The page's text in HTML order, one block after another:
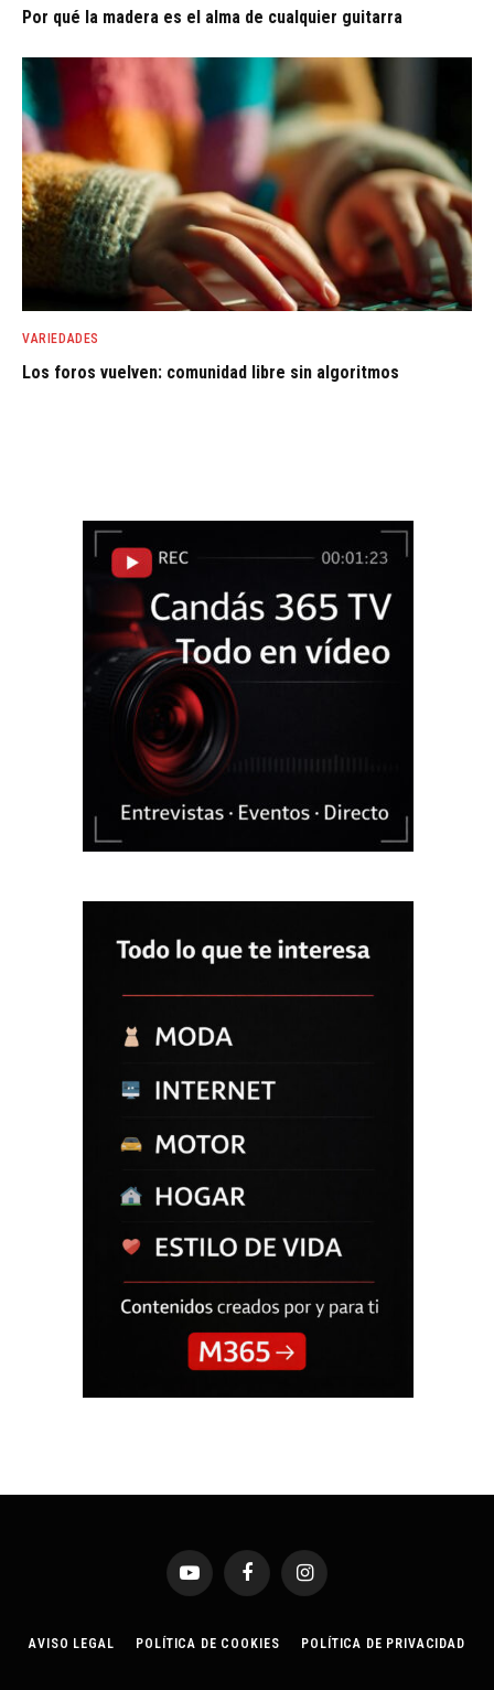
Por qué la madera es el alma de cualquier guitarra
VARIEDADES
Los foros vuelven: comunidad libre sin algoritmos
YouTube FacebookInstagram
AVISO LEGAL POLÍTICA DE COOKIES POLÍTICA DE PRIVACIDAD